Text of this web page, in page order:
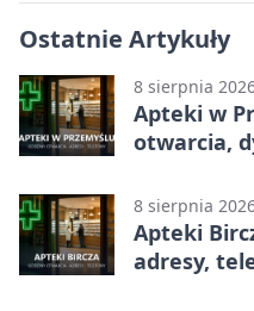
Ostatnie Artykuły
8 sierpnia
Apteki w
otwarcia,
8 sierpnia
Apteki
adresy,